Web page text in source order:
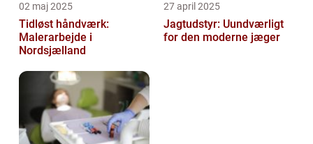
02 maj 2025
Tidløst håndværk:
Malerarbejde i
Nordsjælland
27 april 2025
Jagtudstyr: Uundværligt
for den moderne jæger